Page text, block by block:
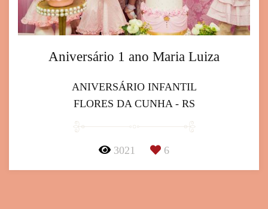
Aniversário 1 ano Maria Luiza
ANIVERSÁRIO INFANTIL
FLORES DA CUNHA - RS
3021 6